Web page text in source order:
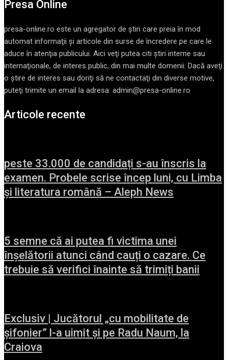
Presa Online
presa-online.ro este un agregator de ştiri care preia în mod
automat informaţii şi articole din surse de încredere pe care le
aduce în atenţia publicului. Aici veţi putea citi ştiri interne sau
internaţionale, de interes public, din mai multe domenii. Dacă aveţi
o ştire de interes sau doriţi să ne contactaţi din diverse motive,
puteţi trimite un email la adresa: admin@presa-online.ro
Articole recente
peste 33.000 de candidați s-au înscris la
examen. Probele scrise încep luni, cu Limba
și literatura română – Aleph News
5 semne că ai putea fi victima unei
înșelătorii atunci când cauți o cazare. Ce
trebuie să verifici înainte să trimiți banii
Exclusiv | Jucătorul „cu mobilitate de
șifonier” l-a uimit și pe Radu Naum, la
Craiova